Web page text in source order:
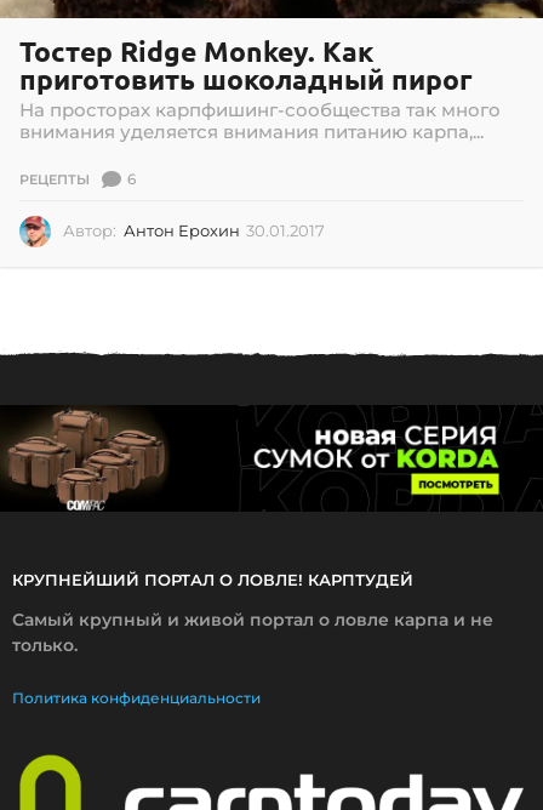
Тостер Ridge Monkey. Как
приготовить шоколадный пирог
На просторах карпфишинг-сообщества так много
внимания уделяется внимания питанию карпа,...
РЕЦЕПТЫ 6
Автор: Антон Ерохин 30.01.2017
7
КРУПНЕЙШИЙ ПОРТАЛ О ЛОВЛЕ! КАРПТУДЕЙ
Самый крупный и живой портал о ловле карпа и не
только.
Политика конфиденциальности